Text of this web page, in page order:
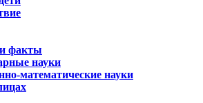
факты
науки
математические науки